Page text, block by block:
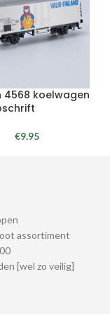
4568 koelwagen
€9.95
assortiment
[wel zo veilig]